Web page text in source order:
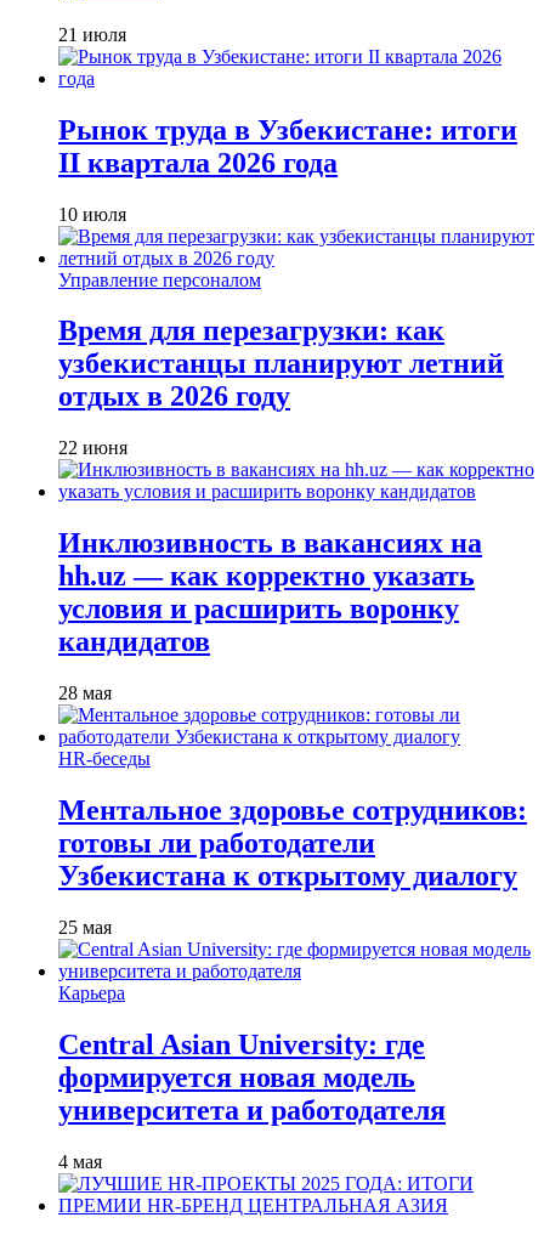
21 июля
Рынок труда в Узбекистане: итоги
II квартала 2026 года
10 июля
Управление персоналом
Время для перезагрузки: как
узбекистанцы планируют летний
отдых в 2026 году
22 июня
Инклюзивность в вакансиях на
hh.uz — как корректно указать
условия и расширить воронку
кандидатов
28 мая
HR-беседы
Ментальное здоровье сотрудников:
готовы ли работодатели
Узбекистана к открытому диалогу
25 мая
Карьера
Central Asian University: где
формируется новая модель
университета и работодателя
4 мая